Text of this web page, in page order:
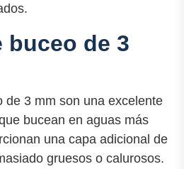
buceo de 3
de 3 mm son una excelente
bucean en aguas más
una capa adicional de
gruesos o calurosos.